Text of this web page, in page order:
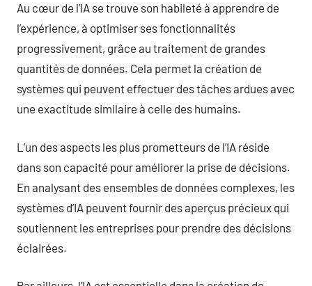
Au cœur de l’IA se trouve son habileté à apprendre de
l’expérience, à optimiser ses fonctionnalités
progressivement, grâce au traitement de grandes
quantités de données. Cela permet la création de
systèmes qui peuvent effectuer des tâches ardues avec
une exactitude similaire à celle des humains.
L’un des aspects les plus prometteurs de l’IA réside
dans son capacité pour améliorer la prise de décisions.
En analysant des ensembles de données complexes, les
systèmes d’IA peuvent fournir des aperçus précieux qui
soutiennent les entreprises pour prendre des décisions
éclairées.